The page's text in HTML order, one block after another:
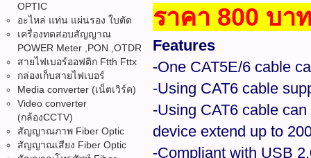
OPTIC
อะไหล่ แท่น แผ่นรอง ใบตัด
เครื่องทดสอบสัญญาณ
POWER Meter ,PON ,OTDR
สายไฟเบอร์ออฟติก Ftth Fttx
กล่องเก็บสายไฟเบอร์
Media converter (เน็ตเวิร์ค)
Video converter
(กล้องCCTV)
สัญญาณภาพ Fiber Optic
สัญญาณเสียง Fiber Optic
ราคา 800 บา
Features
-One CAT5E/6 cable
-Using CAT6 cable
-Using CAT6 cable
device extend up to
-Compliant with USB